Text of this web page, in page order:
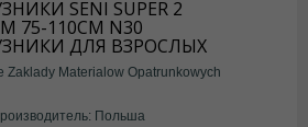
SENI SUPER 2
75-110СМ N30
ДЛЯ ВЗРОСЛЫХ
Zaklady Materialow Opatrunkowych
Польша